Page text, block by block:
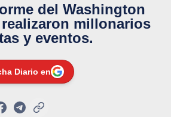
del Washington
realizaron millonarios
y eventos.
Diario en